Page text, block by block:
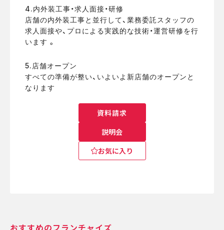
4.内外装工事・求人面接・研修
店舗の内外装工事と並行して、業務委託スタッフの
求人面接や、プロによる実践的な技術・運営研修を行
います 。
5.店舗オープン
すべての準備が整い、いよいよ新店舗のオープンと
なります
資料請求
説明会
お気に入り
おすすめのフランチャイズ